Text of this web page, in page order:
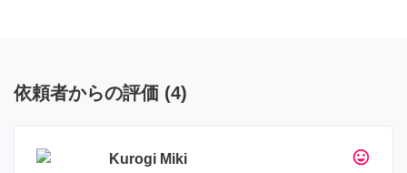
依頼者からの評価 (4)
tag_faces
Kurogi Miki